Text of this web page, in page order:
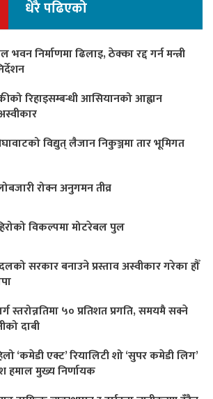
धेरै पढिएको
भवन निर्माणमा ढिलाइ, ठेक्का रद्द गर्न मन्त्री
रिहाइसम्बन्धी आसियानको आह्वान
विद्युत् लैजान निकुञ्जमा तार भूमिगत
रोक्न अनुगमन तीव्र
विकल्पमा मोटरेबल पुल
सरकार बनाउने प्रस्ताव अस्वीकार गरेका हौँ
स्तरोन्नतिमा ५० प्रतिशत प्रगति, समयमै सक्ने
दाबी
‘कमेडी एक्ट’ रियालिटी शो ‘सुपर कमेडी लिग’
हमाल मुख्य निर्णायक